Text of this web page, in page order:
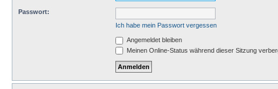
Passwort:
Ich habe mein Passwort vergessen
Angemeldet bleiben
Meinen Online-Status während dieser Sitzung